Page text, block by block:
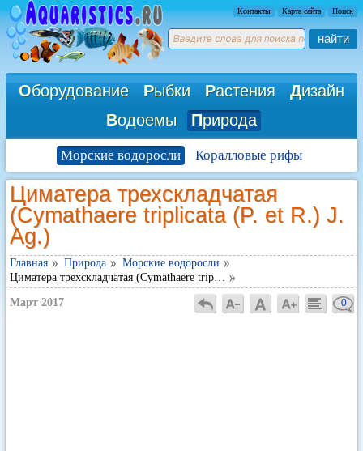
Контакты Карта сайта Поиск
найти
Оборудование Рыбки Растения Дизайн
Водоемы Природа
Морские водоросли Коралловые рифы
Циматера трехскладчатая
(Cymathaere triplicata (P. et R.) J.
Ag.)
Главная Природа
Морские водоросли
Циматера трехскладчатая (Cymathaere trip…
Март 2017 0